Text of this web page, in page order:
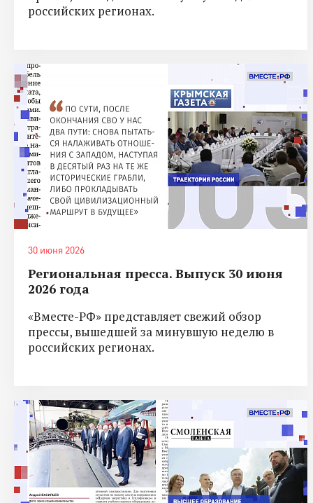
российских регионах.
30 июня 2026
Региональная пресса. Выпуск 30 июня
2026 года
«Вместе-РФ» представляет свежий обзор
прессы, вышедшей за минувшую неделю в
российских регионах.